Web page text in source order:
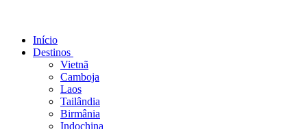
Início
Destinos
Vietnã
Camboja
Laos
Tailândia
Birmânia
Indochina